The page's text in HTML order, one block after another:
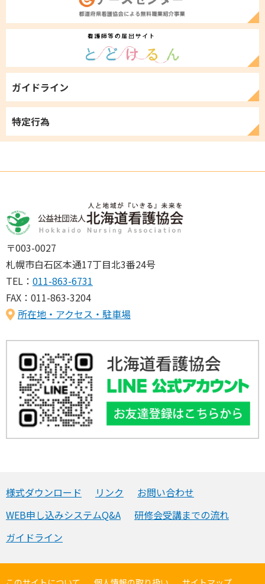
ガイドライン
特定行為
〒003-0027
札幌市白石区本通17丁目北3番24号
TEL： 011-863-6731
FAX：011-863-3204
所在地・アクセス・駐車場
様式ダウンロード リンク
お問い合わせ
WEB申し込みシステムQ&A
研修会受講までの流れ
ガイドライン